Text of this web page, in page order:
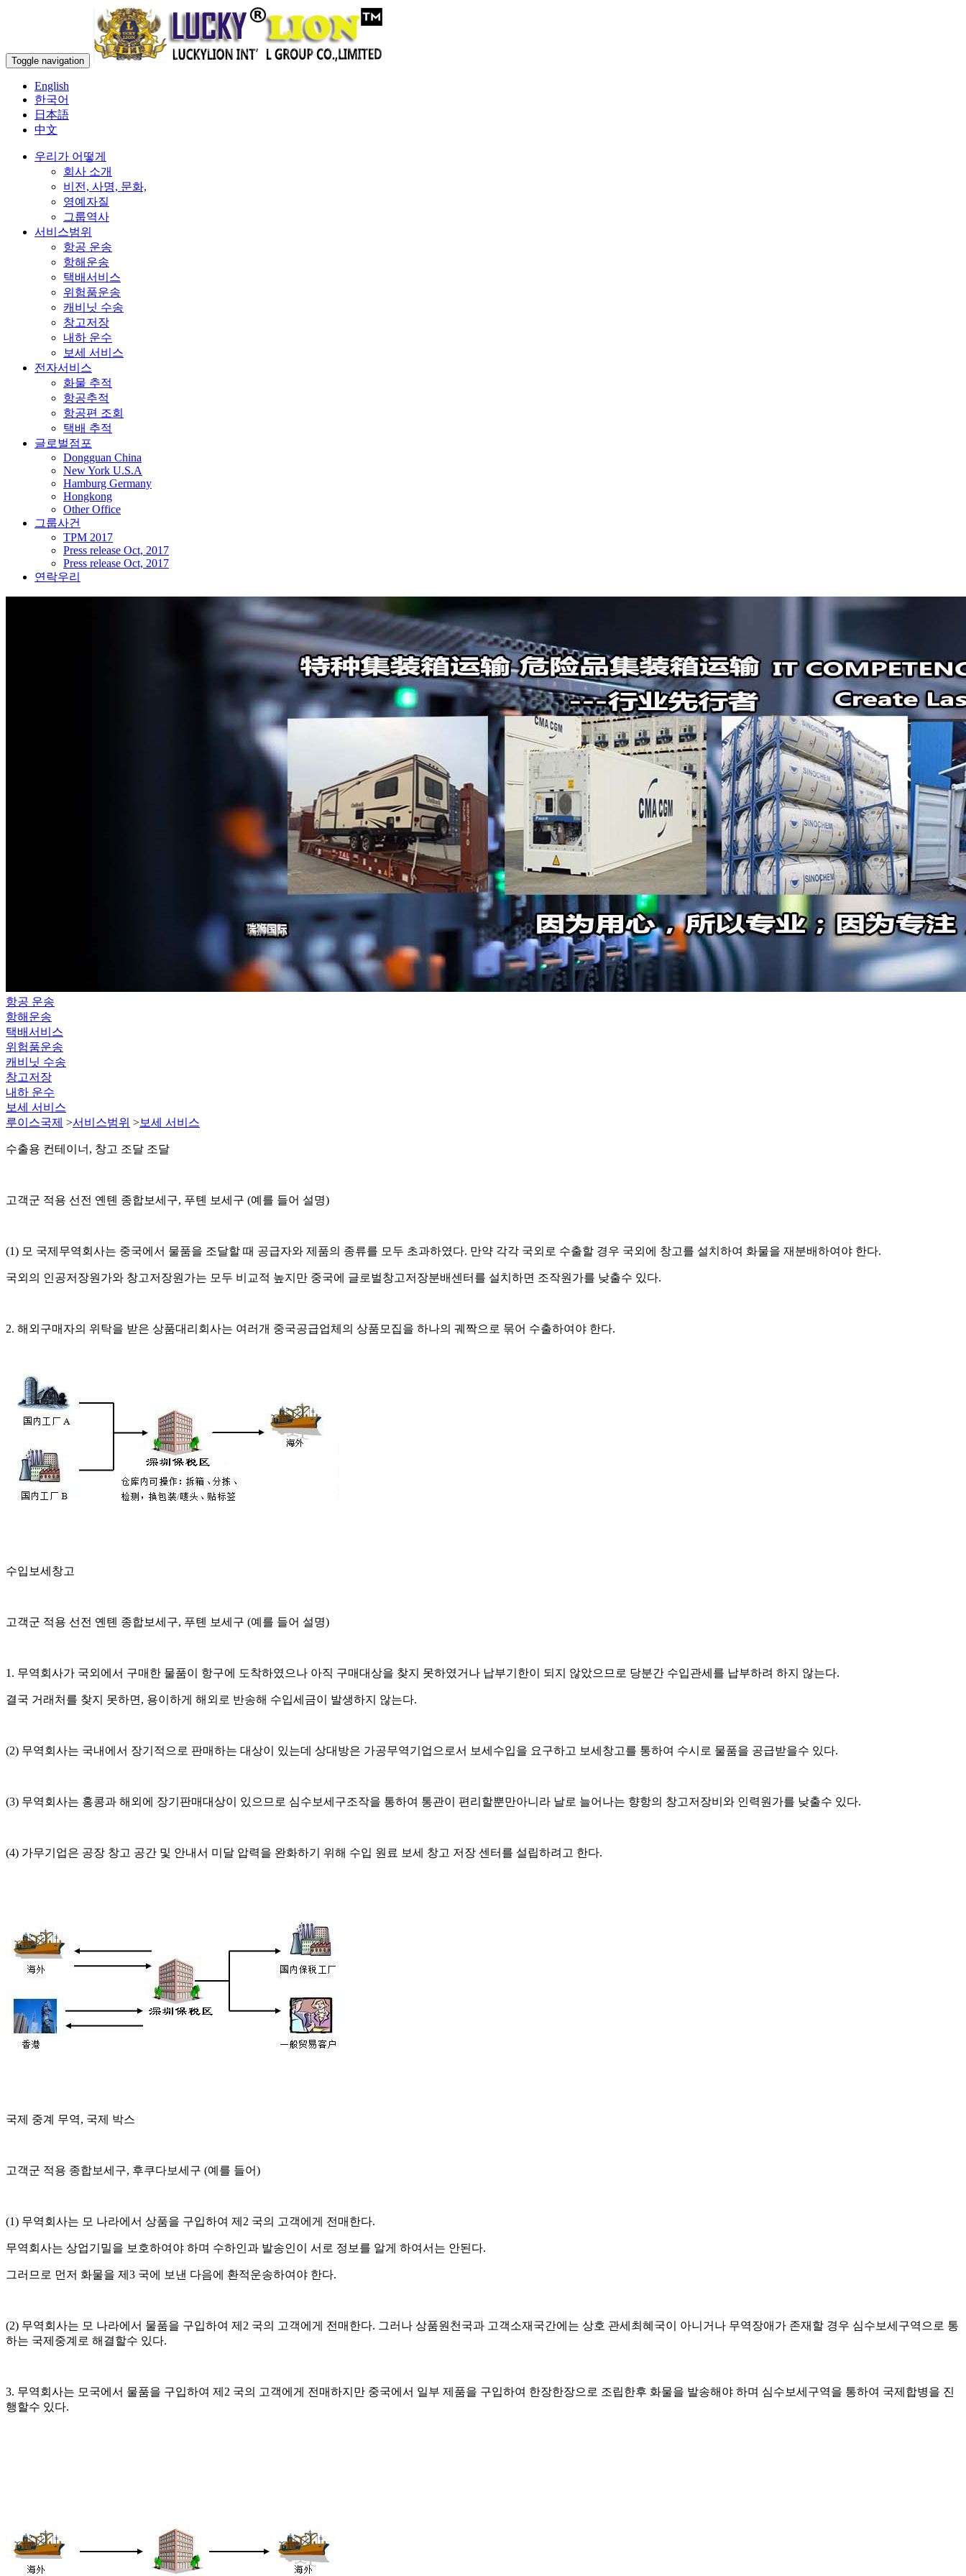
Toggle navigation
English
한국어
日本語
中文
우리가 어떻게
회사 소개
비전, 사명, 문화,
영예자질
그룹역사
서비스범위
항공 운송
항해운송
택배서비스
위험품운송
캐비닛 수송
창고저장
내하 운수
보세 서비스
전자서비스
화물 추적
항공추적
항공편 조회
택배 추적
글로벌점포
Dongguan China
New York U.S.A
Hamburg Germany
Hongkong
Other Office
그룹사건
TPM 2017
Press release Oct, 2017
Press release Oct, 2017
연락우리
항공 운송
항해운송
택배서비스
위험품운송
캐비닛 수송
창고저장
내하 운수
보세 서비스
루이스국제 >서비스범위 >보세 서비스
수출용 컨테이너, 창고 조달 조달
고객군 적용 선전 옌톈 종합보세구, 푸톈 보세구 (예를 들어 설명)
(1) 모 국제무역회사는 중국에서 물품을 조달할 때 공급자와 제품의 종류를 모두 초과하였다. 만약 각각 국외로 수출할 경우 국외에 창고를 설치하여 화물을 재분배하여야 한다.
국외의 인공저장원가와 창고저장원가는 모두 비교적 높지만 중국에 글로벌창고저장분배센터를 설치하면 조작원가를 낮출수 있다.
2. 해외구매자의 위탁을 받은 상품대리회사는 여러개 중국공급업체의 상품모집을 하나의 궤짝으로 묶어 수출하여야 한다.
수입보세창고
고객군 적용 선전 옌톈 종합보세구, 푸톈 보세구 (예를 들어 설명)
1. 무역회사가 국외에서 구매한 물품이 항구에 도착하였으나 아직 구매대상을 찾지 못하였거나 납부기한이 되지 않았으므로 당분간 수입관세를 납부하려 하지 않는다.
결국 거래처를 찾지 못하면, 용이하게 해외로 반송해 수입세금이 발생하지 않는다.
(2) 무역회사는 국내에서 장기적으로 판매하는 대상이 있는데 상대방은 가공무역기업으로서 보세수입을 요구하고 보세창고를 통하여 수시로 물품을 공급받을수 있다.
(3) 무역회사는 홍콩과 해외에 장기판매대상이 있으므로 심수보세구조작을 통하여 통관이 편리할뿐만아니라 날로 늘어나는 향항의 창고저장비와 인력원가를 낮출수 있다.
(4) 가무기업은 공장 창고 공간 및 안내서 미달 압력을 완화하기 위해 수입 원료 보세 창고 저장 센터를 설립하려고 한다.
국제 중계 무역, 국제 박스
고객군 적용 종합보세구, 후쿠다보세구 (예를 들어)
(1) 무역회사는 모 나라에서 상품을 구입하여 제2 국의 고객에게 전매한다.
무역회사는 상업기밀을 보호하여야 하며 수하인과 발송인이 서로 정보를 알게 하여서는 안된다.
그러므로 먼저 화물을 제3 국에 보낸 다음에 환적운송하여야 한다.
(2) 무역회사는 모 나라에서 물품을 구입하여 제2 국의 고객에게 전매한다. 그러나 상품원천국과 고객소재국간에는 상호 관세최혜국이 아니거나 무역장애가 존재할 경우 심수보세구역으로 통
하는 국제중계로 해결할수 있다.
3. 무역회사는 모국에서 물품을 구입하여 제2 국의 고객에게 전매하지만 중국에서 일부 제품을 구입하여 한장한장으로 조립한후 화물을 발송해야 하며 심수보세구역을 통하여 국제합병을 진
행할수 있다.